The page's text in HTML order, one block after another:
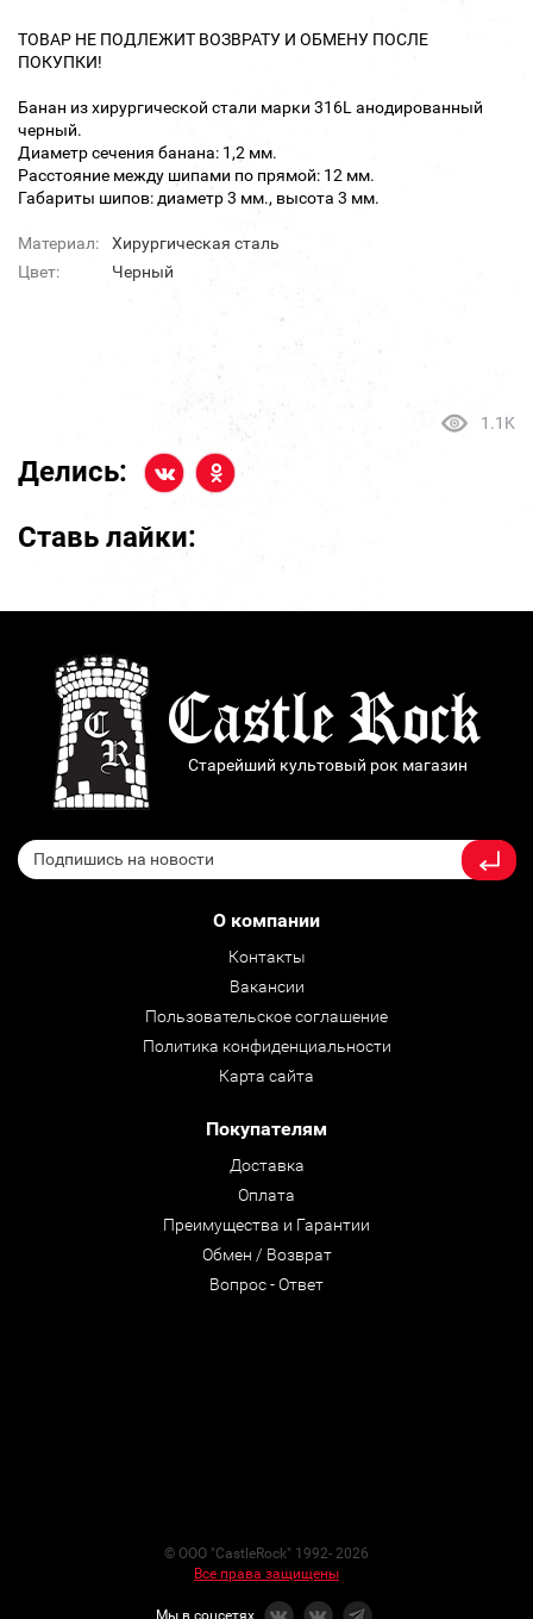
ТОВАР НЕ ПОДЛЕЖИТ ВОЗВРАТУ И ОБМЕНУ ПОСЛЕ
ПОКУПКИ!
Банан из хирургической стали марки 316L анодированный
черный.
Диаметр сечения банана: 1,2 мм.
Расстояние между шипами по прямой: 12 мм.
Габариты шипов: диаметр 3 мм., высота 3 мм.
Материал:
Хирургическая сталь
Цвет:
Черный
1.1K
Делись:
Ставь лайки:
Старейший культовый рок магазин
О компании
Контакты
Вакансии
Пользовательское соглашение
Политика конфиденциальности
Карта сайта
Покупателям
Доставка
Оплата
Преимущества и Гарантии
Обмен / Возврат
Вопрос - Ответ
© ООО "CastleRock" 1992- 2026
Все права защищены
Мы в соцсетях